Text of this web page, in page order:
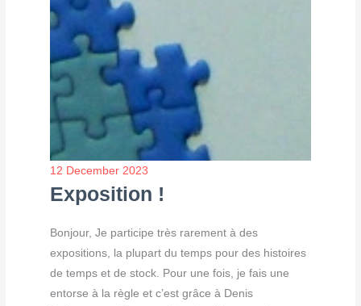
12 December 2023
Exposition !
Bonjour, Je participe très rarement à des
expositions, la plupart du temps pour des histoires
de temps et de stock. Pour une fois, je fais une
entorse à la règle et c’est grâce à Denis